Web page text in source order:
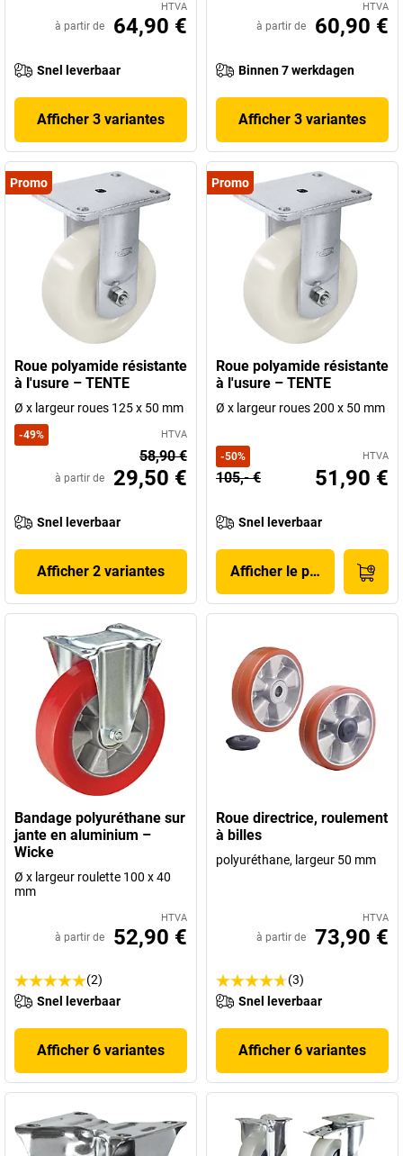
HTVA
à partir de 64,90 €
Snel leverbaar
Afficher 3 variantes
HTVA
à partir de 60,90 €
Binnen 7 werkdagen
Afficher 3 variantes
Promo
Roue polyamide résistante
à l'usure – TENTE
Ø x largeur roues 125 x 50 mm
-49% HTVA
58,90 €
à partir de 29,50 €
Snel leverbaar
Afficher 2 variantes
Promo
Roue polyamide résistante
à l'usure – TENTE
Ø x largeur roues 200 x 50 mm
-50% HTVA
105,- € 51,90 €
Snel leverbaar
Afficher le produit
Bandage polyuréthane sur
jante en aluminium –
Wicke
Ø x largeur roulette 100 x 40
mm
HTVA
à partir de 52,90 €
(2)
Snel leverbaar
Afficher 6 variantes
Roue directrice, roulement
à billes
polyuréthane, largeur 50 mm
HTVA
à partir de 73,90 €
(3)
Snel leverbaar
Afficher 6 variantes